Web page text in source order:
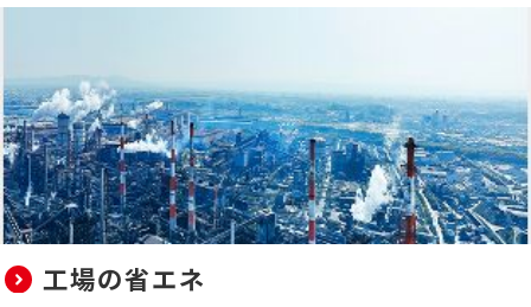
工場の省エネ